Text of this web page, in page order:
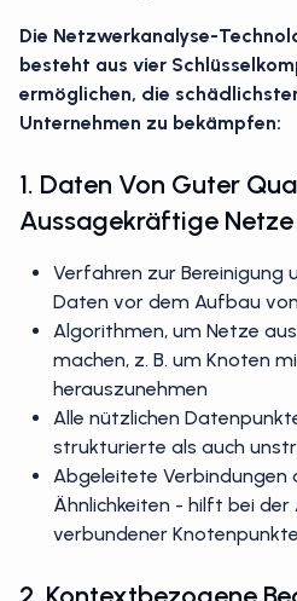
Die Netzwerkanalyse-
besteht aus vier
ermöglichen, die
Unternehmen zu bekämpfen:
1. Daten Von Guter
Aussagekräftige Netze
Verfahren zur Bereinigung
Daten vor dem Aufbau
Algorithmen, um Netze
machen, z. B. um Knoten
herauszunehmen
Alle nützlichen
strukturierte als auch
Abgeleitete Verbindungen
Ähnlichkeiten - hilft bei
verbundener Knotenpunkte